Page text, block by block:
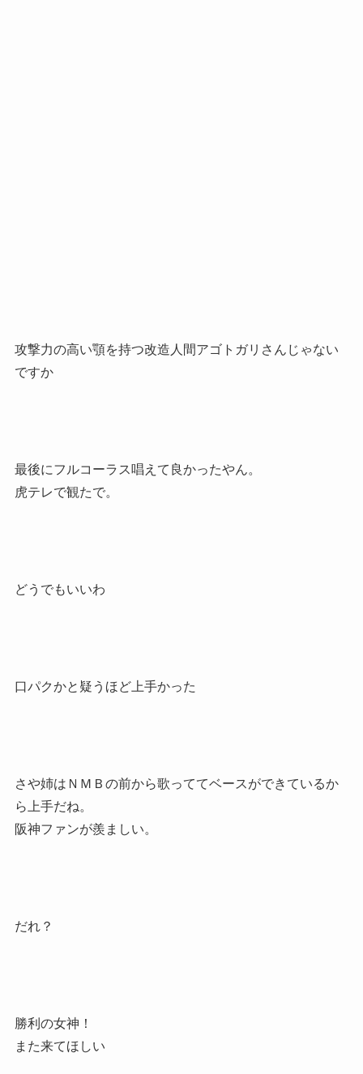
攻撃力の高い顎を持つ改造人間アゴトガリさんじゃない
ですか
最後にフルコーラス唱えて良かったやん。
虎テレで観たで。
どうでもいいわ
口パクかと疑うほど上手かった
さや姉はＮＭＢの前から歌っててベースができているか
ら上手だね。
阪神ファンが羨ましい。
だれ？
勝利の女神！
また来てほしい